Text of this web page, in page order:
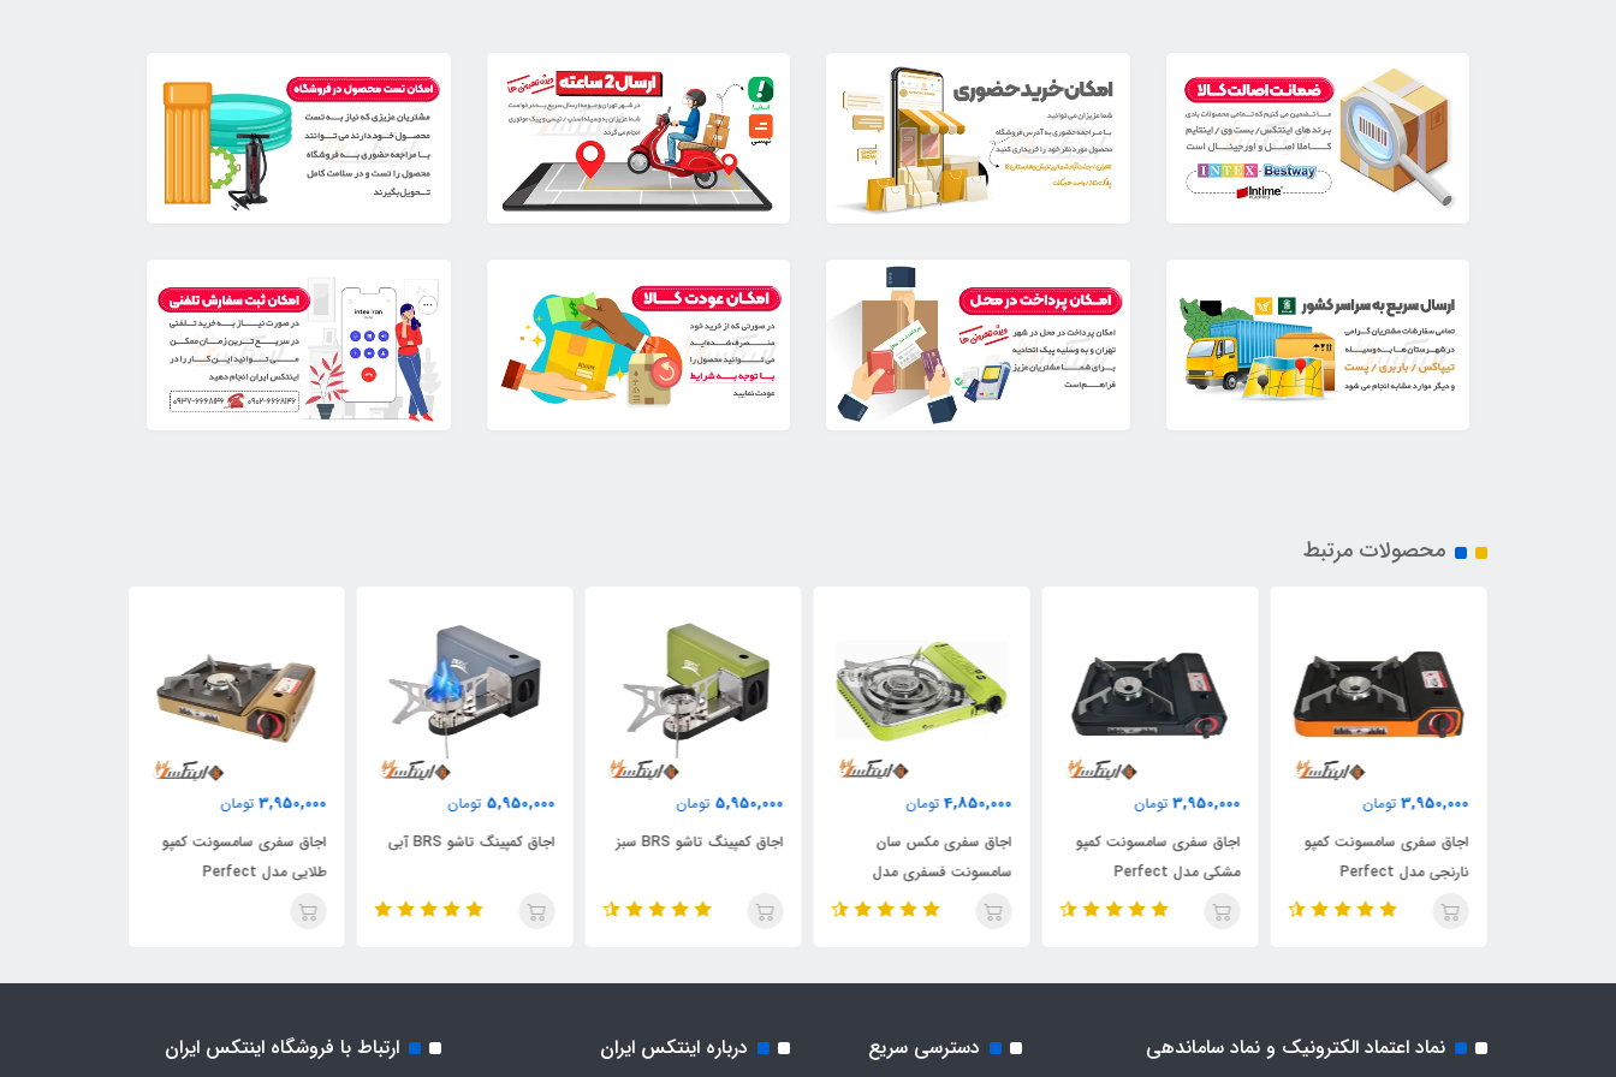
محصولات مرتبط
3,950,000 تومان
اجاق سفری سامسونت کمپو
نارنجی مدل Perfect
3,950,000 تومان
اجاق سفری سامسونت کمپو
مشکی مدل Perfect
4,850,000 تومان
اجاق سفری مکس سان
سامسونت فسفری مدل
3500S
5,950,000 تومان
اجاق کمپینگ تاشو BRS سبز
5,950,000 تومان
اجاق کمپینگ تاشو BRS آبی
3,950,000 تومان
اجاق سفری سامسونت کمپو
طلایی مدل Perfect
نماد اعتماد الکترونیک و نماد ساماندهی دسترسی سریع درباره اینتکس ایران ارتباط با فروشگاه اینتکس ایران